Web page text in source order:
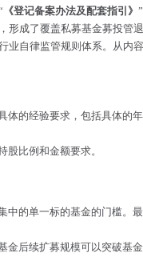
《登记备案办法及配套指引》
成了覆盖私募基金募投管
自律监管规则体系。从内
的经验要求，包括具体的
比例和金额要求。
的单一标的基金的门槛。
后续扩募规模可以突破基